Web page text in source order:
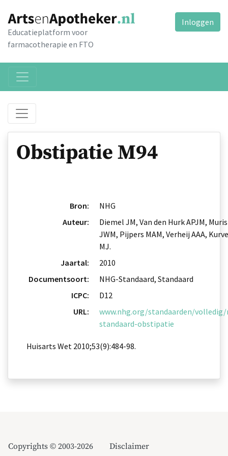
Educatieplatform voor
farmacotherapie en FTO
Inloggen
Obstipatie M94
Bron:
NHG
Auteur:
Diemel JM, Van den Hurk APJM, Muris
JWM, Pijpers MAM, Verheij AAA,
MJ.
Jaartal:
2010
Documentsoort:
NHG-Standaard, Standaard
ICPC:
D12
URL:
www.nhg.org/standaarden/
standaard-obstipatie
Huisarts Wet 2010;53(9):484-98.
Copyrights © 2003-2026 Disclaimer